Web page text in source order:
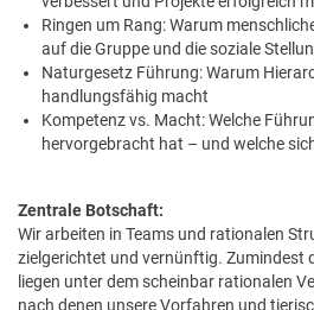
Ringen um Rang: Warum
auf die Gruppe und die soziale
Naturgesetz Führung: Warum
handlungsfähig macht
Kompetenz vs. Macht: Welche
hervorgebracht hat – und welche
Zentrale Botschaft:
Wir arbeiten in Teams und rationalen
zielgerichtet und vernünftig. Zumindest
liegen unter dem scheinbar rationalen
nach denen unsere Vorfahren und